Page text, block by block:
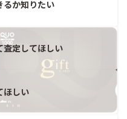
るか知りたい
査定してほしい
ほしい